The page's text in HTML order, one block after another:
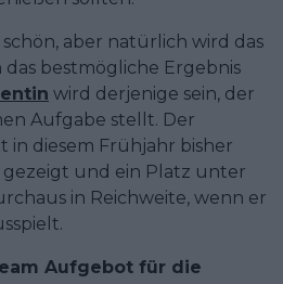
aber natürlich wird das
das bestmögliche Ergebnis
wird derjenige sein, der
Aufgabe stellt. Der
in diesem Frühjahr bisher
und ein Platz unter
in Reichweite, wenn er
Aufgebot für die